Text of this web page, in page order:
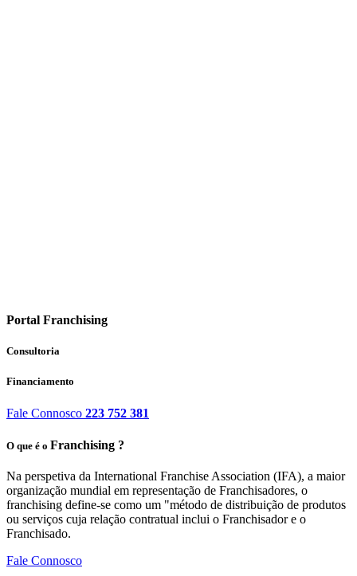
Portal Franchising
Consultoria
Financiamento
Fale Connosco 223 752 381
O que é o Franchising ?
Na perspetiva da International Franchise Association (IFA), a maior
organização mundial em representação de Franchisadores, o
franchising define-se como um "método de distribuição de produtos
ou serviços cuja relação contratual inclui o Franchisador e o
Franchisado.
Fale Connosco